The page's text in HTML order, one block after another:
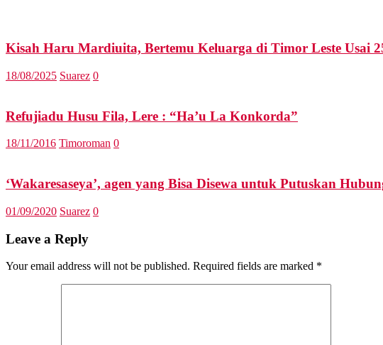
Kisah Haru Mardiuita, Bertemu Keluarga di Timor Leste Usai
18/08/2025 Suarez 0
Refujiadu Husu Fila, Lere : “Ha’u La Konkorda”
18/11/2016 Timoroman 0
‘Wakaresaseya’, agen yang Bisa Disewa untuk Putuskan
01/09/2020 Suarez 0
Leave a Reply
Your email address will not be published. Required fields are marked *